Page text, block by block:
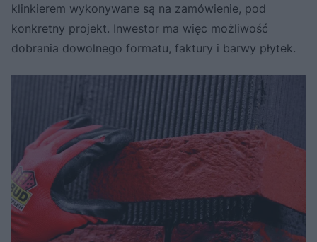
klinkierem wykonywane są na zamówienie, pod
konkretny projekt. Inwestor ma więc możliwość
dobrania dowolnego formatu, faktury i barwy płytek.